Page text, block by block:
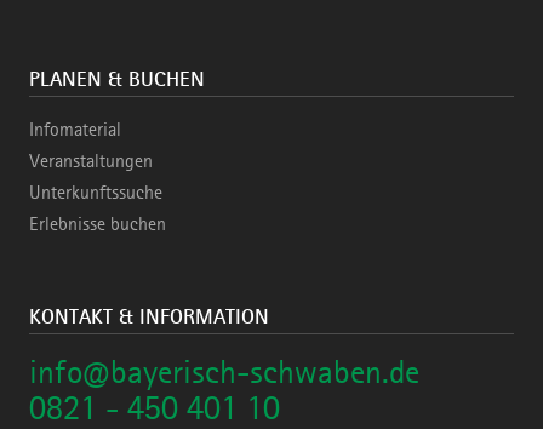
PLANEN & BUCHEN
Infomaterial
Veranstaltungen
Unterkunftssuche
Erlebnisse buchen
KONTAKT & INFORMATION
info@bayerisch-schwaben.de
0821 - 450 401 10